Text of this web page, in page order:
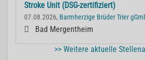
Stroke Unit (DSG-zertifiziert)
07.08.2026, Barmherzige Brüder Trier
Bad Mergentheim
>> Weitere aktuelle